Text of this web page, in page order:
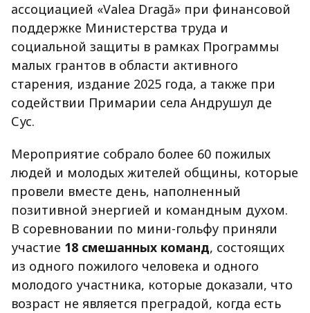
ассоциацией «Valea Dragă» при финансовой
поддержке Министерства труда и
социальной защиты в рамках Программы
малых грантов в области активного
старения, издание 2025 года, а также при
содействии Примарии села Андрушул де
Сус.
Мероприятие собрало более 60 пожилых
людей и молодых жителей общины, которые
провели вместе день, наполненный
позитивной энергией и командным духом.
В соревновании по мини-гольфу приняли
участие 18 смешанных команд, состоящих
из одного пожилого человека и одного
молодого участника, которые доказали, что
возраст не является преградой, когда есть